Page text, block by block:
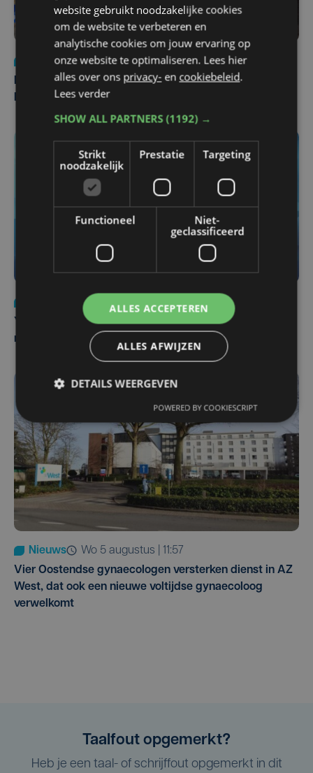
Nieuws
di 4 augustus | 09:32
Man en vrouw dood aangetroffen in woning in Sint-
Pieters Brugge
do 6 augustus | 21:30
Yaro (19), slachtoffer van vechtpartij, is na
maandenlange coma overleden
Nieuws
wo 5 augustus | 11:57
Vier Oostendse gynaecologen versterken dienst in AZ
West, dat ook een nieuwe voltijdse gynaecoloog
verwelkomt
Taalfout opgemerkt?
Heb je een taal- of schrijffout opgemerkt in dit
website gebruikt noodzakelijke cookies
om de website te verbeteren en
analytische cookies om jouw ervaring op
onze website te optimaliseren. Lees hier
alles over ons privacy- en cookiebeleid.
Lees verder
SHOW ALL PARTNERS(1192) →
Strikt
noodzakelijk
Prestatie Targeting
Functioneel
Niet-
geclassificeerd
ALLES ACCEPTEREN
ALLES AFWIJZEN
DETAILS WEERGEVEN
POWERED BY COOKIESCRIPT